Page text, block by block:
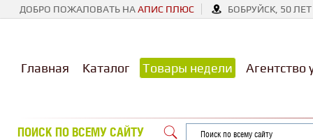
ДОБРО ПОЖАЛОВАТЬ НААПИС ПЛЮС БОБРУЙСК, 50
Главная Каталог Товары недели Агентство
ПОИСК ПО ВСЕМУ САЙТУ